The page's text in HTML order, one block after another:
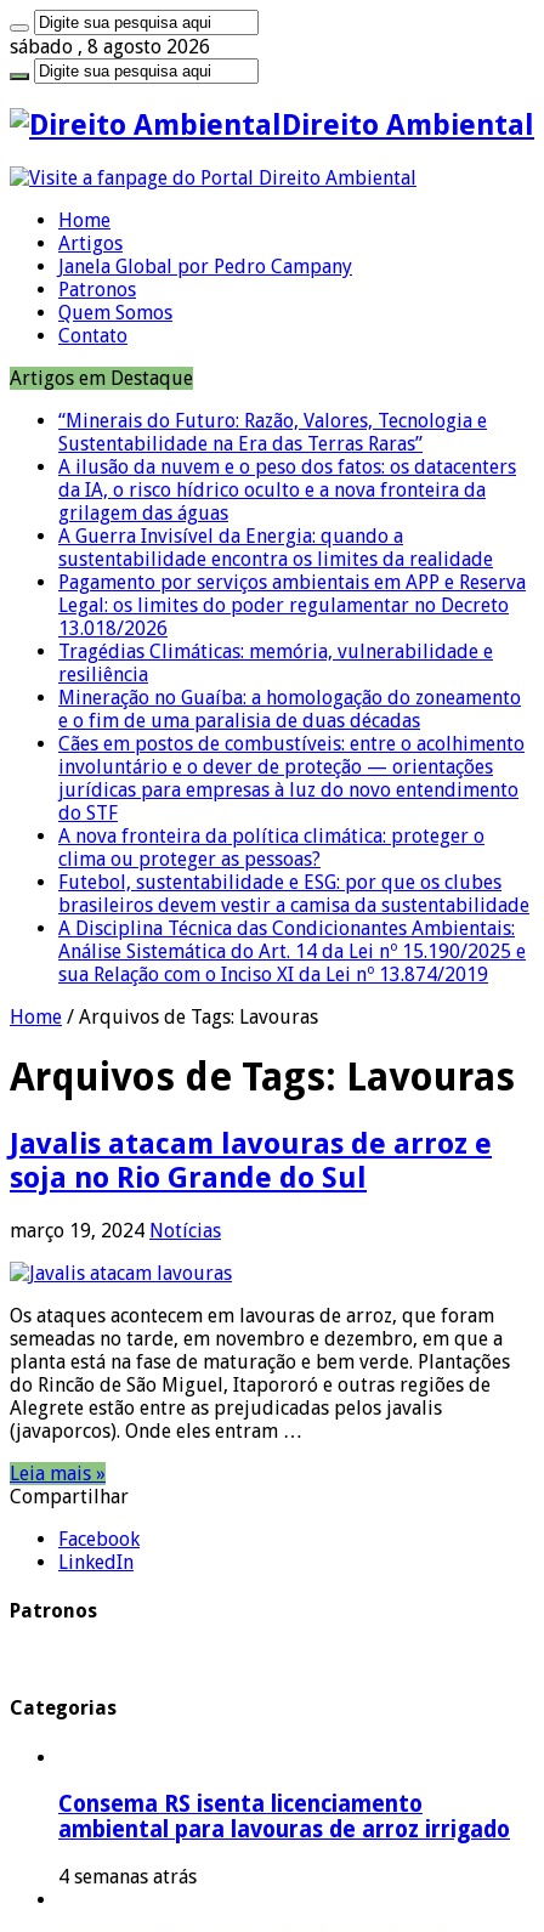
sábado , 8 agosto 2026
Direito Ambiental
Home
Artigos
Janela Global por Pedro Campany
Patronos
Quem Somos
Contato
Artigos em Destaque
“Minerais do Futuro: Razão, Valores, Tecnologia e
Sustentabilidade na Era das Terras Raras”
A ilusão da nuvem e o peso dos fatos: os datacenters
da IA, o risco hídrico oculto e a nova fronteira da
grilagem das águas
A Guerra Invisível da Energia: quando a
sustentabilidade encontra os limites da realidade
Pagamento por serviços ambientais em APP e Reserva
Legal: os limites do poder regulamentar no Decreto
13.018/2026
Tragédias Climáticas: memória, vulnerabilidade e
resiliência
Mineração no Guaíba: a homologação do zoneamento
e o fim de uma paralisia de duas décadas
Cães em postos de combustíveis: entre o acolhimento
involuntário e o dever de proteção — orientações
jurídicas para empresas à luz do novo entendimento
do STF
A nova fronteira da política climática: proteger o
clima ou proteger as pessoas?
Futebol, sustentabilidade e ESG: por que os clubes
brasileiros devem vestir a camisa da sustentabilidade
A Disciplina Técnica das Condicionantes Ambientais:
Análise Sistemática do Art. 14 da Lei nº 15.190/2025 e
sua Relação com o Inciso XI da Lei nº 13.874/2019
Home / Arquivos de Tags: Lavouras
Arquivos de Tags: Lavouras
Javalis atacam lavouras de arroz e
soja no Rio Grande do Sul
março 19, 2024 Notícias
Os ataques acontecem em lavouras de arroz, que foram
semeadas no tarde, em novembro e dezembro, em que a
planta está na fase de maturação e bem verde. Plantações
do Rincão de São Miguel, Itapororó e outras regiões de
Alegrete estão entre as prejudicadas pelos javalis
(javaporcos). Onde eles entram …
Leia mais »
Compartilhar
Facebook
LinkedIn
Patronos
Categorias
Consema RS isenta licenciamento
ambiental para lavouras de arroz irrigado
4 semanas atrás